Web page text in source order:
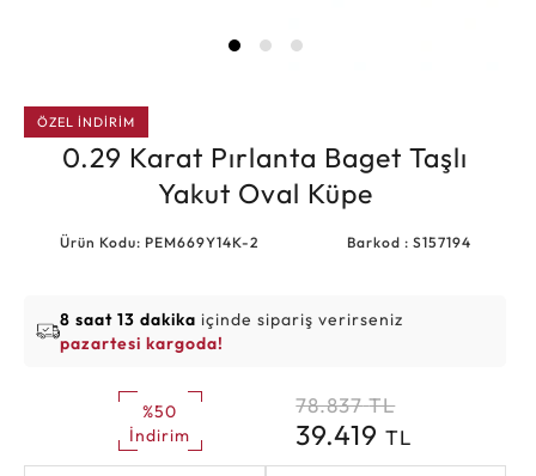
ÖZEL İNDİRİM
0.29 Karat Pırlanta Baget Taşlı
Yakut Oval Küpe
Ürün Kodu: PEM669Y14K-2 Barkod : S157194
8 saat 13 dakika içinde sipariş verirseniz
pazartesi kargoda!
%50
İndirim
78.837 TL
39.419TL